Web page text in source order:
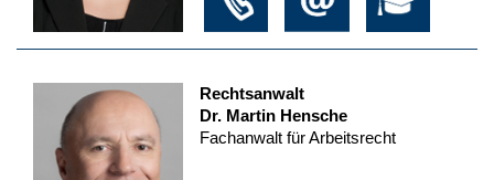
Rechtsanwalt
Dr. Martin Hensche
Fachanwalt für Arbeitsrecht